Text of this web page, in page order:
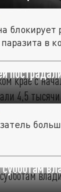
в
крае с
субботам